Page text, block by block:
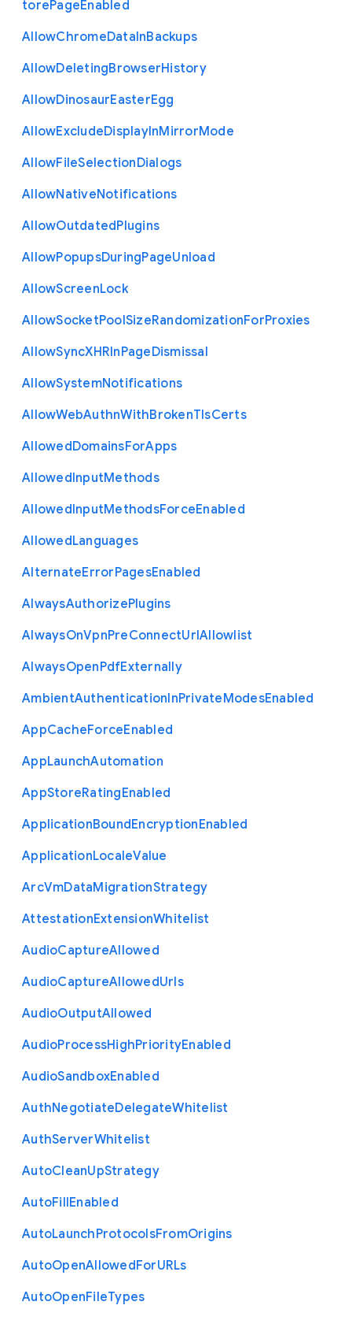
torePageEnabled
AllowChromeDataInBackups
AllowDeletingBrowserHistory
AllowDinosaurEasterEgg
AllowExcludeDisplayInMirrorMode
AllowFileSelectionDialogs
AllowNativeNotifications
AllowOutdatedPlugins
AllowPopupsDuringPageUnload
AllowScreenLock
AllowSocketPoolSizeRandomizationForProxies
AllowSyncXHRInPageDismissal
AllowSystemNotifications
AllowWebAuthnWithBrokenTlsCerts
AllowedDomainsForApps
AllowedInputMethods
AllowedInputMethodsForceEnabled
AllowedLanguages
AlternateErrorPagesEnabled
AlwaysAuthorizePlugins
AlwaysOnVpnPreConnectUrlAllowlist
AlwaysOpenPdfExternally
AmbientAuthenticationInPrivateModesEnabled
AppCacheForceEnabled
AppLaunchAutomation
AppStoreRatingEnabled
ApplicationBoundEncryptionEnabled
ApplicationLocaleValue
ArcVmDataMigrationStrategy
AttestationExtensionWhitelist
AudioCaptureAllowed
AudioCaptureAllowedUrls
AudioOutputAllowed
AudioProcessHighPriorityEnabled
AudioSandboxEnabled
AuthNegotiateDelegateWhitelist
AuthServerWhitelist
AutoCleanUpStrategy
AutoFillEnabled
AutoLaunchProtocolsFromOrigins
AutoOpenAllowedForURLs
AutoOpenFileTypes